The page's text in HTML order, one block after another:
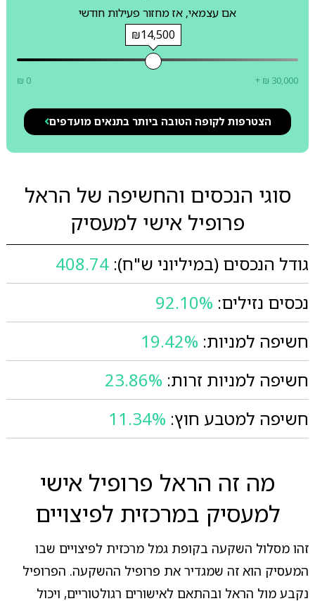
אם עצמאי, אז מחזור פעילות חודשי
₪14,500
₪ 0 + ₪ 30,000
הצטרפות לקופה הטובה ביותר בתנאים מועדפים
סוגי הנכסים והחשיפה של הראל
פרופיל אישי למעסיק
גודל הנכסים (במיליוני ש"ח): 408.74
נכסים נזילים: 92.10%
חשיפה למניות: 19.42%
חשיפה למניות זרות: 23.86%
חשיפה למטבע חוץ: 11.34%
מה זה הראל פרופיל אישי
למעסיק במרכזית לפיצויים
זהו מסלול השקעה בקופת גמל מרכזית לפיצויים שבו
המעסיק הוא זה שמגדיר את פרופיל ההשקעה. הפרופיל
נקבע מול הראל ובהתאם לאישורים רגולטוריים, ויכול